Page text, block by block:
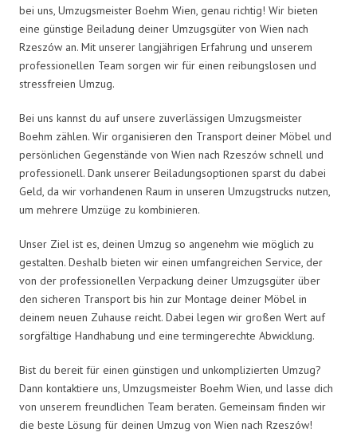
bei uns, Umzugsmeister Boehm Wien, genau richtig! Wir bieten
eine günstige Beiladung deiner Umzugsgüter von Wien nach
Rzeszów an. Mit unserer langjährigen Erfahrung und unserem
professionellen Team sorgen wir für einen reibungslosen und
stressfreien Umzug.
Bei uns kannst du auf unsere zuverlässigen Umzugsmeister
Boehm zählen. Wir organisieren den Transport deiner Möbel und
persönlichen Gegenstände von Wien nach Rzeszów schnell und
professionell. Dank unserer Beiladungsoptionen sparst du dabei
Geld, da wir vorhandenen Raum in unseren Umzugstrucks nutzen,
um mehrere Umzüge zu kombinieren.
Unser Ziel ist es, deinen Umzug so angenehm wie möglich zu
gestalten. Deshalb bieten wir einen umfangreichen Service, der
von der professionellen Verpackung deiner Umzugsgüter über
den sicheren Transport bis hin zur Montage deiner Möbel in
deinem neuen Zuhause reicht. Dabei legen wir großen Wert auf
sorgfältige Handhabung und eine termingerechte Abwicklung.
Bist du bereit für einen günstigen und unkomplizierten Umzug?
Dann kontaktiere uns, Umzugsmeister Boehm Wien, und lasse dich
von unserem freundlichen Team beraten. Gemeinsam finden wir
die beste Lösung für deinen Umzug von Wien nach Rzeszów!